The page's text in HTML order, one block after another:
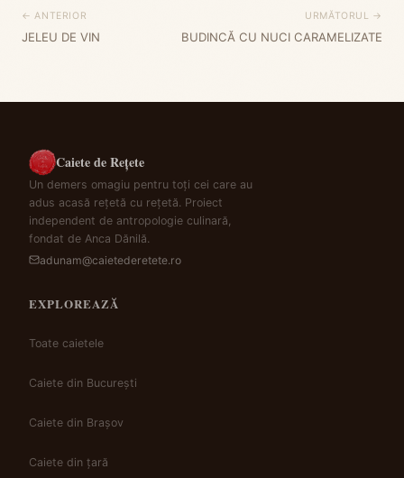
← ANTERIOR
JELEU DE VIN
URMĂTORUL →
BUDINCĂ CU NUCI CARAMELIZATE
Caiete de Rețete
Un demers omagiu pentru toți cei care au
adus acasă rețetă cu rețetă. Proiect
independent de antropologie culinară,
fondat de Anca Dănilă.
adunam@caietederetete.ro
EXPLOREAZĂ
Toate caietele
Caiete din București
Caiete din Brașov
Caiete din țară